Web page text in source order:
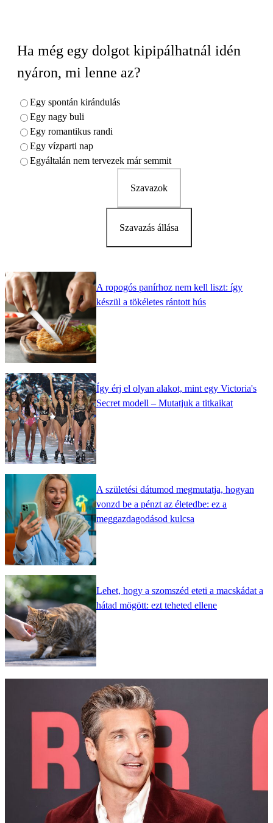
Ha még egy dolgot kipipálhatnál idén
nyáron, mi lenne az?
Egy spontán kirándulás
Egy nagy buli
Egy romantikus randi
Egy vízparti nap
Egyáltalán nem tervezek már semmit
Szavazok
Szavazás állása
A ropogós panírhoz nem kell liszt: így
készül a tökéletes rántott hús
Így érj el olyan alakot, mint egy Victoria's
Secret modell – Mutatjuk a titkaikat
A születési dátumod megmutatja, hogyan
vonzd be a pénzt az életedbe: ez a
meggazdagodásod kulcsa
Lehet, hogy a szomszéd eteti a macskádat a
hátad mögött: ezt teheted ellene